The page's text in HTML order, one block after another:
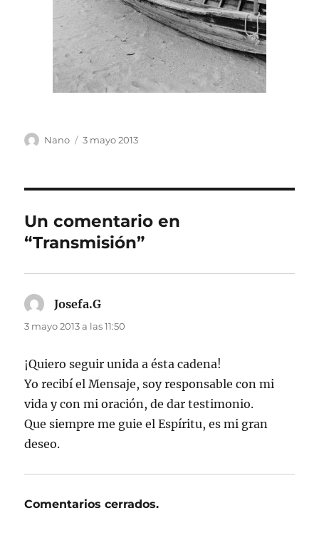
Autor
Nano
Publicado
3 mayo 2013
Un comentario en
“Transmisión”
Josefa.G
3 mayo 2013 a las 11:50
¡Quiero seguir unida a ésta cadena!
Yo recibí el Mensaje, soy responsable con mi
vida y con mi oración, de dar testimonio.
Que siempre me guie el Espíritu, es mi gran
deseo.
Comentarios cerrados.